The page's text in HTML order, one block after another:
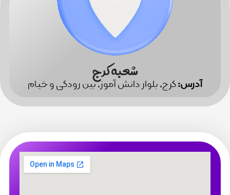
شعبه کرج
کرج، بلوار دانش آموز، بین رودکی و خیام